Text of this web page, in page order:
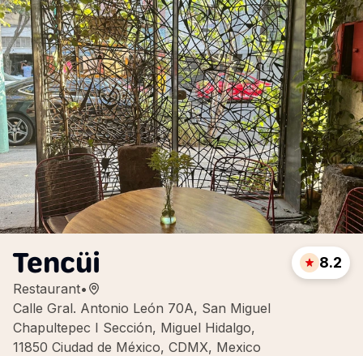
Tencüi
Restaurant•
Calle Gral. Antonio León 70A, San Miguel
Chapultepec I Sección, Miguel Hidalgo,
11850 Ciudad de México, CDMX, Mexico
8.2